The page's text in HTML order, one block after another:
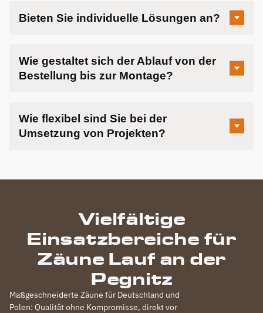
Bieten Sie individuelle Lösungen an?
Wie gestaltet sich der Ablauf von der
Bestellung bis zur Montage?
Wie flexibel sind Sie bei der
Umsetzung von Projekten?
Vielfältige
Einsatzbereiche für
Zäune Lauf an der
Pegnitz
Maßgeschneiderte Zäune für Deutschland und
Polen: Qualität ohne Kompromisse, direkt vor